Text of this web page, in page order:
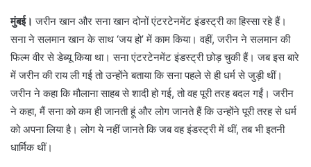
मुंबई। जरीन खान और सना खान दोनों एंटरटेनमेंट इंडस्ट्री का हिस्सा रहे हैं।
सना ने सलमान खान के साथ ‘जय हो’ में काम किया। वहीं, जरीन ने सलमान की
फिल्म वीर से डेब्यू किया था। सना एंटरटेनमेंट इंडस्ट्री छोड़ चुकी हैं। जब इस बारे
में जरीन की राय ली गई तो उन्होंने बताया कि सना पहले से ही धर्म से जुड़ी थीं।
जरीन ने कहा कि मौलाना साहब से शादी हो गई, तो वह पूरी तरह बदल गईं। जरीन
ने कहा, मैं सना को कम ही जानती हूं और लोग जानते हैं कि उन्होंने पूरी तरह से धर्म
को अपना लिया है। लोग ये नहीं जानते कि जब वह इंडस्ट्री में थीं, तब भी इतनी
धार्मिक थीं।